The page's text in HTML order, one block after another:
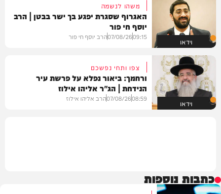
וידאו
משהו לנשמה
האגרוף שסגרת יפגע בך ישר בבטן | הרב
יוסף חי פור
09:15
07/08/26הרב יוסף חי פור
וידאו
צפו ותחי נפשכם
ורחמך: ביאור נפלא על פרשת עיר
הנידחת | הג"ר אליהו אילוז
08:59
07/08/26הרב אליהו אילוז
כתבות נוספות